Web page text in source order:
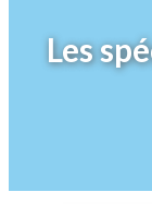
Les